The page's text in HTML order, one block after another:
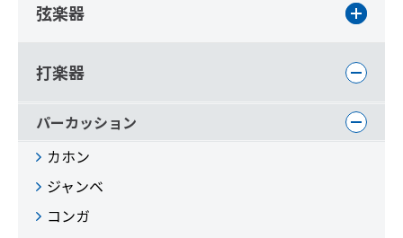
弦楽器
打楽器
パーカッション
カホン
ジャンベ
コンガ